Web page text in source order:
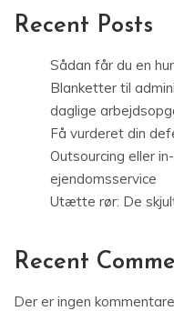
Recent Posts
Sådan får du en
Blanketter til
daglige
Få vurderet din
Outsourcing eller
ejendomsservice
Utætte rør: De
Recent
Der er ingen